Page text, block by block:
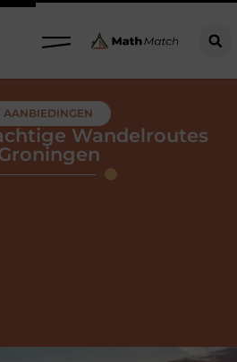
AANBIEDINGEN
Wandelroutes